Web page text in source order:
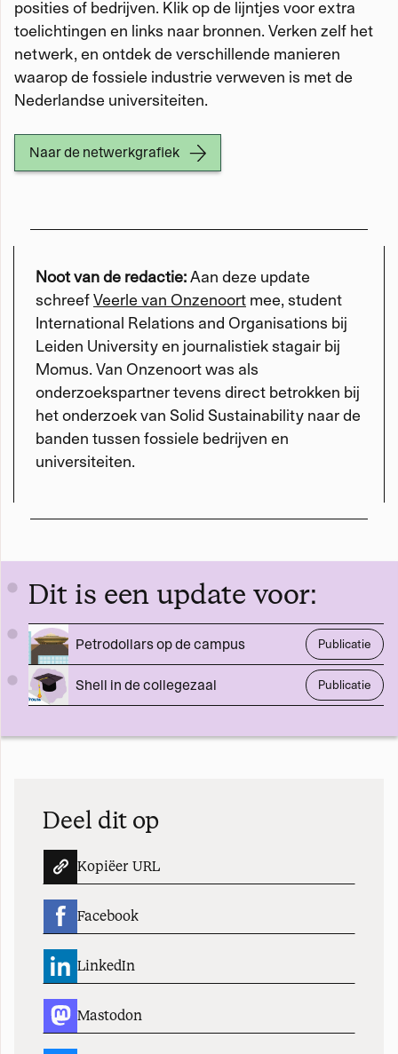
posities of bedrijven. Klik op de lijntjes voor extra
toelichtingen en links naar bronnen. Verken zelf het
netwerk, en ontdek de verschillende manieren
waarop de fossiele industrie verweven is met de
Nederlandse universiteiten.
Naar de netwerkgrafiek
Noot van de redactie:Aan deze update
schreefVeerle van Onzenoort mee, student
International Relations and Organisations bij
Leiden University en journalistiek stagair bij
Momus. Van Onzenoort was als
onderzoekspartner tevens direct betrokken bij
het onderzoek van Solid Sustainability naar de
banden tussen fossiele bedrijven en
universiteiten.
Dit is een update voor:
Petrodollars op de campus Publicatie
Shell in de collegezaal Publicatie
Deel dit op
Kopiëer URL
Facebook
LinkedIn
Mastodon